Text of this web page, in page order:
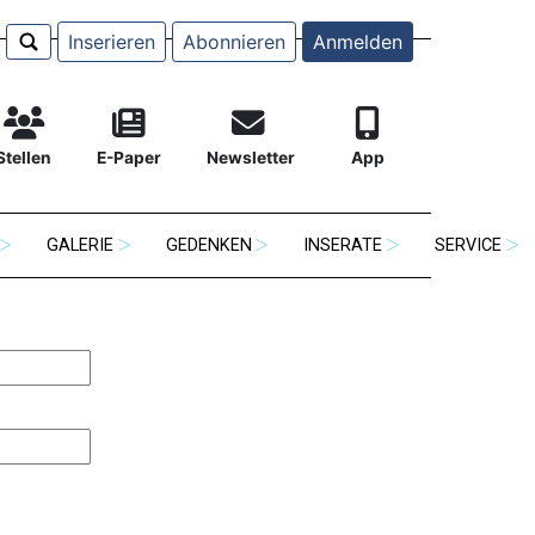
Inserieren Abonnieren Anmelden
E-Paper Newsletter App
GALERIE GEDENKEN INSERATE SERVICE